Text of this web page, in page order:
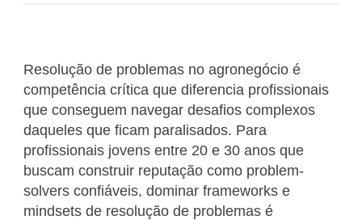
Resolução de problemas no agronegócio é
competência crítica que diferencia profissionais
que conseguem navegar desafios complexos
daqueles que ficam paralisados. Para
profissionais jovens entre 20 e 30 anos que
buscam construir reputação como problem-
solvers confiáveis, dominar frameworks e
mindsets de resolução de problemas é